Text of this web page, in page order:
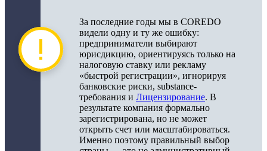
За последние годы мы в COREDO
видели одну и ту же ошибку:
предприниматели выбирают
юрисдикцию, ориентируясь только на
налоговую ставку или рекламу
«быстрой регистрации», игнорируя
банковские риски, substance-
требования и Лицензирование. В
результате компания формально
зарегистрирована, но не может
открыть счет или масштабироваться.
Именно поэтому правильный выбор